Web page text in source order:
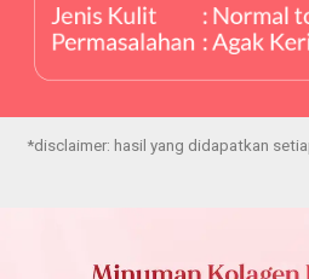
*disclaimer: hasil yang didapatkan